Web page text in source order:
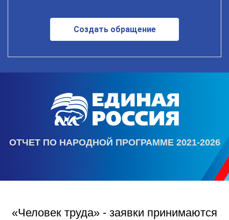
Создать обращение
ОТЧЕТ ПО НАРОДНОЙ ПРОГРАММЕ 2021-2026
«Человек труда» - заявки принимаются